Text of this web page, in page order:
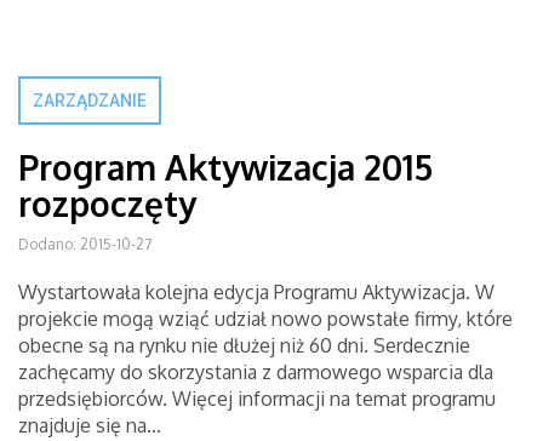
ZARZĄDZANIE
Program Aktywizacja 2015
rozpoczęty
Dodano: 2015-10-27
Wystartowała kolejna edycja Programu Aktywizacja. W
projekcie mogą wziąć udział nowo powstałe firmy, które
obecne są na rynku nie dłużej niż 60 dni. Serdecznie
zachęcamy do skorzystania z darmowego wsparcia dla
przedsiębiorców. Więcej informacji na temat programu
znajduje się na...